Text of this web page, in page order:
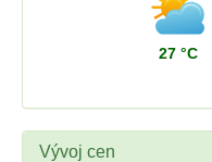
27 °C
Vývoj cen